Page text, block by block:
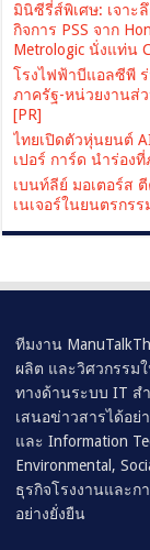
มินิซีรี่ส์พิเศษ: เจาะ
กิจการ PSS จาก
Metrologic นั่งแท่น
โรงไฟฟ้าบีแอลซีพี ร่
ภาครัฐ-หน่วยงานส่
[PR]
ไทยเปิดตัวหุ่นยนต์
เปอร์ การ์ด นำร่องที่
เบนท์ลีย์ มอเตอร์ส
เนเจอร์ในยนตรกร
ทีมงาน
ผลิต และวิศวกรรม
ทางด้านระบบ IT ส
เสนอข่าวสารได้อย่
และ Information
Environmental,
ธุรกิจโรงงานและก
อย่างยั่งยืน